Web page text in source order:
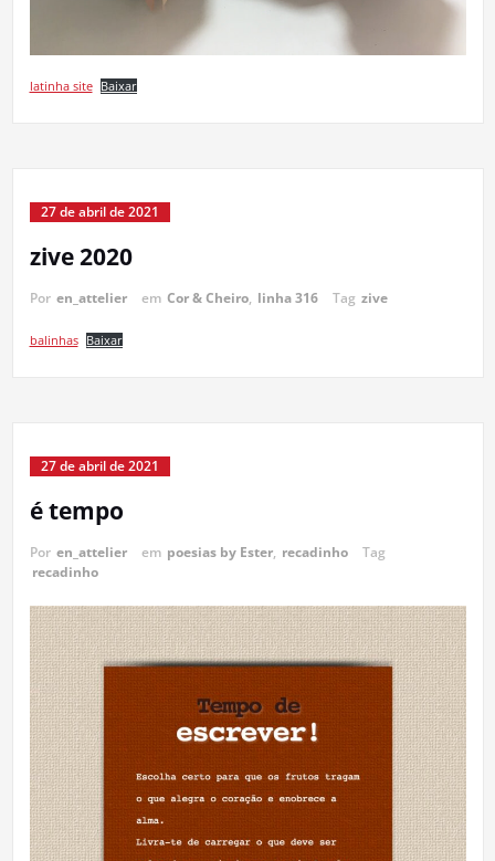
latinha site Baixar
27 de abril de 2021
zive 2020
Por en_attelier em Cor & Cheiro, linha 316 Tag zive
balinhas Baixar
27 de abril de 2021
é tempo
Por en_attelier em poesias by Ester, recadinho
Tag
recadinho